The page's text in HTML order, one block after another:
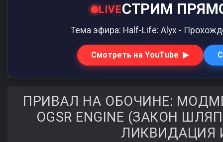
LIVEСТРИМ
Тема эфира: Half-Life: Alyx -
Смотреть на YouTube
ПРИВАЛ НА ОБОЧИНЕ:
OGSR ENGINE (ЗАКОН
ЛИКВИДАЦИЯ